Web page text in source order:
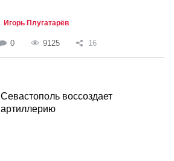
Игорь Плугатарёв
0 9125 16
Севастополь воссоздает
артиллерию